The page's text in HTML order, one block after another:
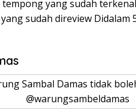
yang sudah
sudah direview Didalam
Sambal Damas tidak
@warungsambeldamas